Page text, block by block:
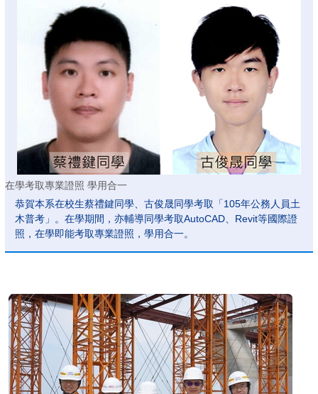
在學考取專業證照 學用合一
恭賀本系在校生蔡禮鍵同學、古俊晟同學考取「105年公務人員土
木普考」。在學期間，亦輔導同學考取AutoCAD、Revit等國際證
照，在學即能考取專業證照，學用合一。